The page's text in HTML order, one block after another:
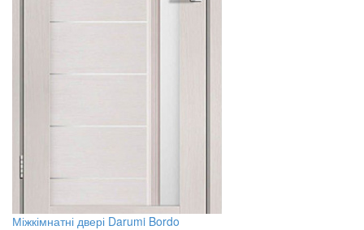
Міжкімнатні двері Darumi Bordo